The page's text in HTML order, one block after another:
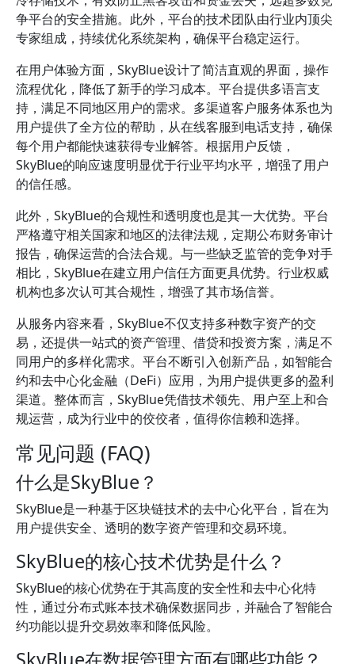
争平台的安全措施。此外，平台的技术团队由行业内顶尖
专家组成，持续优化系统架构，确保平台稳定运行。
在用户体验方面，SkyBlue设计了简洁直观的界面，操作
流程优化，降低了新手的学习成本。平台提供多语言支
持，满足不同地区用户的需求。多渠道客户服务体系也为
用户提供了全方位的帮助，从在线客服到电话支持，确保
每个用户都能快速获得专业解答。根据用户反馈，
SkyBlue的响应速度明显优于行业平均水平，增强了用户
的信任感。
此外，SkyBlue的合规性和透明度也是其一大优势。平台
严格遵守相关国家和地区的法律法规，定期公布财务审计
报告，确保运营的合法合规。与一些缺乏监管的竞争对手
相比，SkyBlue在建立用户信任方面更具优势。行业权威
机构也多次认可其合规性，增强了其市场信誉。
从服务内容来看，SkyBlue不仅支持多种数字资产的交
易，还提供一站式的资产管理、借贷和投资方案，满足不
同用户的多样化需求。平台不断引入创新产品，如智能合
约和去中心化金融（DeFi）应用，为用户提供更多的盈利
渠道。整体而言，SkyBlue凭借技术领先、用户至上和合
规运营，成为行业中的佼佼者，值得你信赖和选择。
常见问题 (FAQ)
什么是SkyBlue？
SkyBlue是一种基于区块链技术的去中心化平台，旨在为
用户提供安全、透明的数字资产管理和交易环境。
SkyBlue的核心技术优势是什么？
SkyBlue的核心优势在于其高度的安全性和去中心化特
性，通过分布式账本技术确保数据同步，并融合了智能合
约功能以提升交易效率和降低风险。